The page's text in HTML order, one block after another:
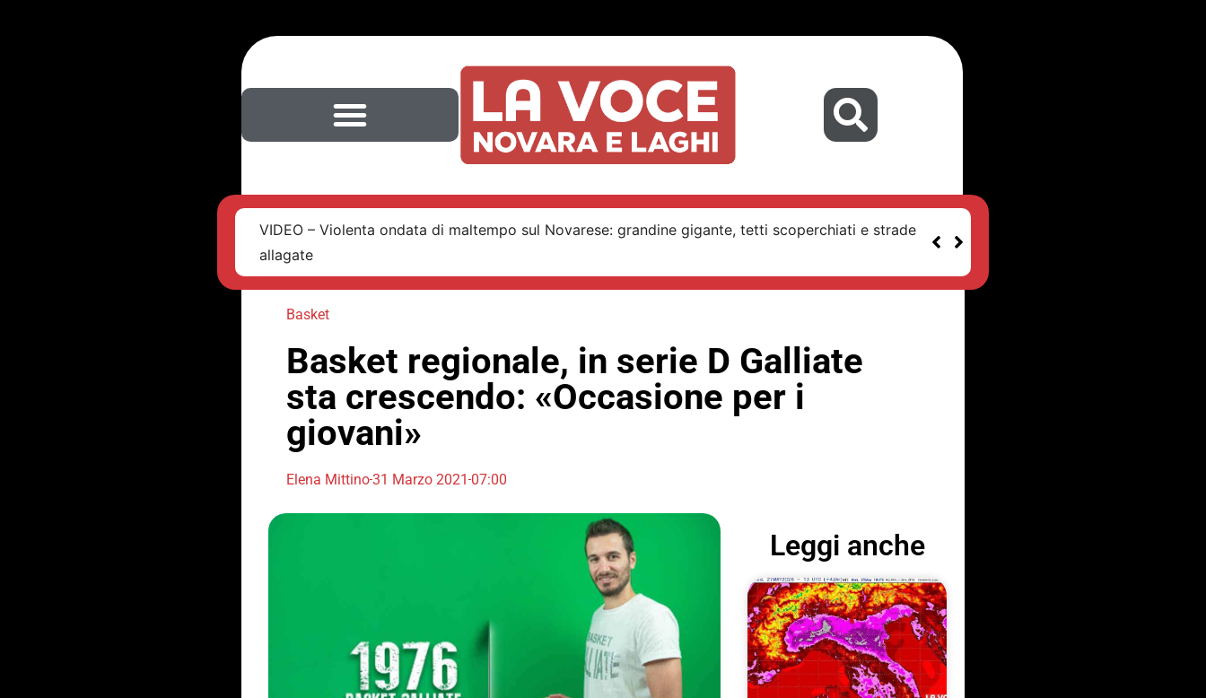
VIDEO – Violenta ondata di maltempo sul Novarese: grandine gigante, tetti scoperchiati e strade
allagate
Basket
Basket regionale, in serie D Galliate
sta crescendo: «Occasione per i
giovani»
Elena Mittino31 Marzo 2021 07:00
Leggi anche